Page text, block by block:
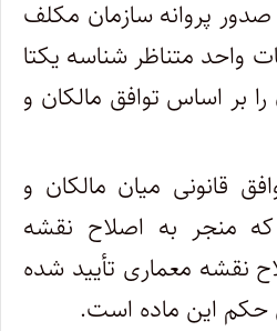
پروانه سازمان مکلف
واحد متناظر شناسه یکتا
بر اساس توافق مالکان و
قانونی میان مالکان و
منجر به اصلاح نقشه
نقشه معماری تأیید شده
حکم این ماده است.